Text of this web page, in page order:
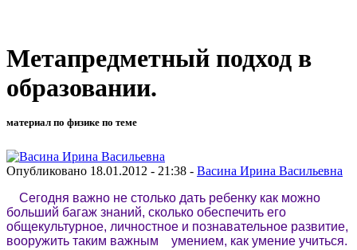
Метапредметный подход в
образовании.
материал по физике по теме
Опубликовано 18.01.2012 - 21:38 - Васина Ирина Васильевна
Сегодня важно не столько дать ребенку как можно
больший багаж знаний, сколько обеспечить его
общекультурное, личностное и познавательное развитие,
вооружить таким важным умением, как умение учиться.